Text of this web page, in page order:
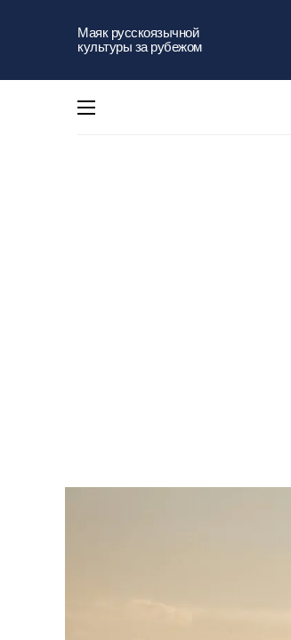
Маяк русскоязычной
культуры за рубежом